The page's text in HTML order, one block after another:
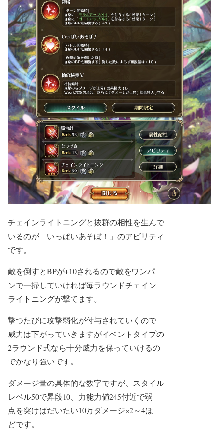
チェインライトニングと抜群の相性を生んで
いるのが「いっぱいあそぼ！」のアビリティ
です。
敵を倒すとBPが+10されるので敵をワンパ
ンで一掃していければ毎ラウンドチェイン
ライトニングが撃てます。
撃つたびに攻撃弱化が付与されていくので
威力は下がっていきますがイベントタイプの
2ラウンド式なら十分威力を保っていけるの
でかなり強いです。
ダメージ量の具体的な数字ですが、スタイル
レベル50で昇段10、力能力値245付近で弱
点を突けばだいたい10万ダメージ×2～4ほ
どです。